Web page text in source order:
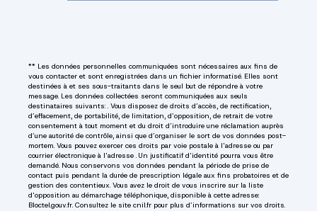
** Les données personnelles communiquées sont nécessaires aux fins de
vous contacter et sont enregistrées dans un fichier informatisé. Elles sont
destinées à et ses sous-traitants dans le seul but de répondre à votre
message. Les données collectées seront communiquées aux seuls
destinataires suivants: . Vous disposez de droits d’accès, de rectification,
d’effacement, de portabilité, de limitation, d’opposition, de retrait de votre
consentement à tout moment et du droit d’introduire une réclamation auprès
d’une autorité de contrôle, ainsi que d’organiser le sort de vos données post-
mortem. Vous pouvez exercer ces droits par voie postale à l'adresse ou par
courrier électronique à l'adresse . Un justificatif d'identité pourra vous être
demandé. Nous conservons vos données pendant la période de prise de
contact puis pendant la durée de prescription légale aux fins probatoires et de
gestion des contentieux. Vous avez le droit de vous inscrire sur la liste
d'opposition au démarchage téléphonique, disponible à cette adresse:
Bloctel.gouv.fr. Consultez le site cnil.fr pour plus d’informations sur vos droits.